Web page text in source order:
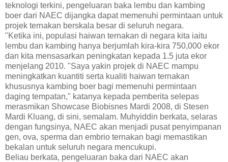
teknologi terkini, pengeluaran baka lembu dan kambing
boer dari NAEC dijangka dapat memenuhi permintaan untuk
projek ternakan berskala besar di seluruh negara.
"Ketika ini, populasi haiwan ternakan di negara kita iaitu
lembu dan kambing hanya berjumlah kira-kira 750,000 ekor
dan kita mensasarkan peningkatan kepada 1.5 juta ekor
menjelang 2010. "Saya yakin projek di NAEC mampu
meningkatkan kuantiti serta kualiti haiwan ternakan
khususnya kambing boer bagi memenuhi permintaan
daging tempatan," katanya kepada pemberita selepas
merasmikan Showcase Biobisnes Mardi 2008, di Stesen
Mardi Kluang, di sini, semalam. Muhyiddin berkata, selaras
dengan fungsinya, NAEC akan menjadi pusat penyimpanan
gen, ova, sperma dan embrio ternakan bagi memastikan
bekalan untuk seluruh negara mencukupi.
Beliau berkata, pengeluaran baka dari NAEC akan